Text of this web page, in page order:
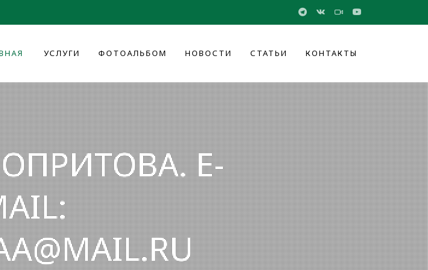
УСЛУГИ ФОТОАЛЬБОМ НОВОСТИ СТАТЬИ КОНТАКТЫ
E-